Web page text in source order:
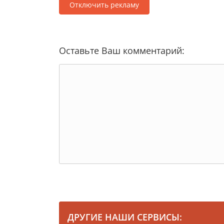
Отключить рекламу
Оставьте Ваш комментарий:
ДРУГИЕ НАШИ СЕРВИСЫ: